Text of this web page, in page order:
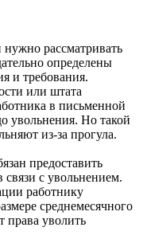
рассматривать
определены
и требования.
или штата
в письменной
увольнения. Но такой
из-за прогула.
предоставить
с увольнением.
работнику
среднемесячного
права уволить